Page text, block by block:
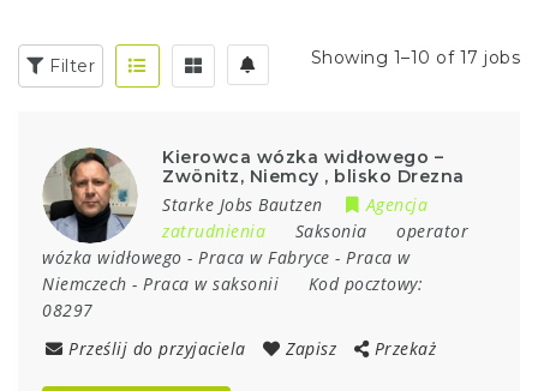
Filter Showing 1–10 of 17 jobs
Kierowca wózka widłowego –
Zwönitz, Niemcy , blisko Drezna
Starke Jobs Bautzen
Agencja
zatrudnienia
Saksonia
operator
wózka widłowego - Praca w Fabryce - Praca w
Niemczech - Praca w saksonii
Kod pocztowy:
08297
Prześlij do przyjaciela
Zapisz Przekaż